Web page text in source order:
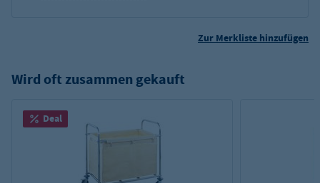
Zur Merkliste hinzufügen
Wird oft zusammen gekauft
Deal